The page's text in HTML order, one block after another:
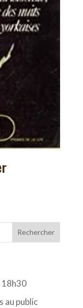
Rechercher
18h30
au public